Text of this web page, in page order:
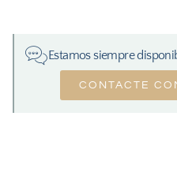
Estamos siempre
CONTACTE